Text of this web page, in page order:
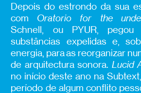
Depois do estrondo da sua
com Oratorio for the
Schnell, ou PYUR,
substâncias expelidas e,
energia, para as reorganizar
de arquitectura sonora. Lucid
no início deste ano na
período de algum conflito